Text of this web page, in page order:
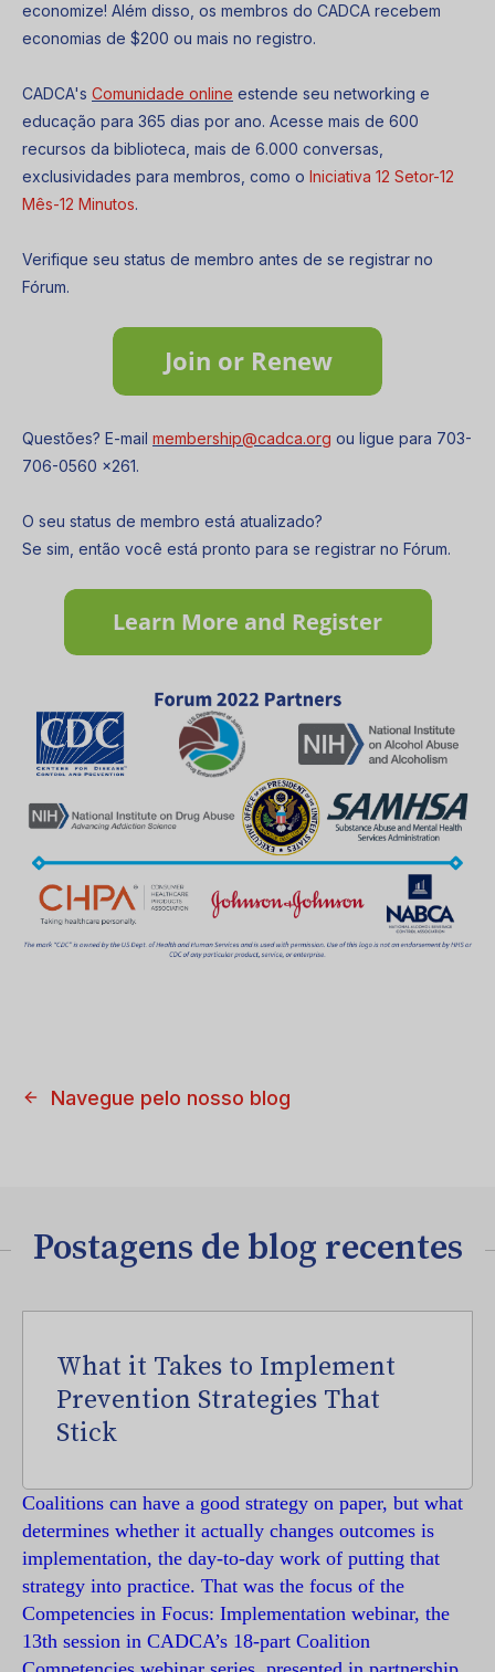
economize! Além disso, os membros do CADCA recebem
economias de $200 ou mais no registro.
CADCA's Comunidade online estende seu networking e
educação para 365 dias por ano. Acesse mais de 600
recursos da biblioteca, mais de 6.000 conversas,
exclusividades para membros, como o Iniciativa 12 Setor-12
Mês-12 Minutos.
Verifique seu status de membro antes de se registrar no
Fórum.
Questões? E-mail membership@cadca.org ou ligue para 703-
706-0560 x261.
O seu status de membro está atualizado?
Se sim, então você está pronto para se registrar no Fórum.
Navegue pelo nosso blog
Postagens de blog recentes
What it Takes to Implement
Prevention Strategies That
Stick
Coalitions can have a good strategy on paper, but what
determines whether it actually changes outcomes is
implementation, the day-to-day work of putting that
strategy into practice. That was the focus of the
Competencies in Focus: Implementation webinar, the
13th session in CADCA’s 18-part Coalition